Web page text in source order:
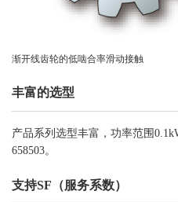
渐开线齿轮的低啮合率滑动接触
丰富的选型
产品系列选型丰富，功率范围
658503。
支持SF（服务系数）